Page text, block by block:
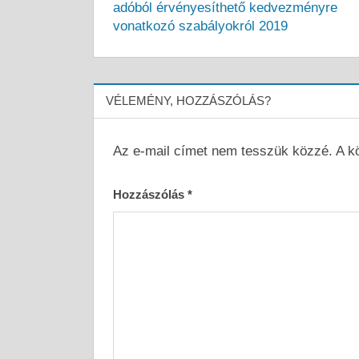
adóból érvényesíthető kedvezményre
vonatkozó szabályokról 2019
VÉLEMÉNY, HOZZÁSZÓLÁS?
Az e-mail címet nem tesszük közzé. A
Hozzászólás *